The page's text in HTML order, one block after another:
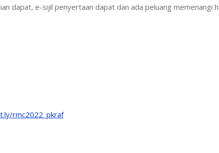
dapat, e-sijil penyertaan dapat dan ada peluang memenangi
rmc2022_pkraf